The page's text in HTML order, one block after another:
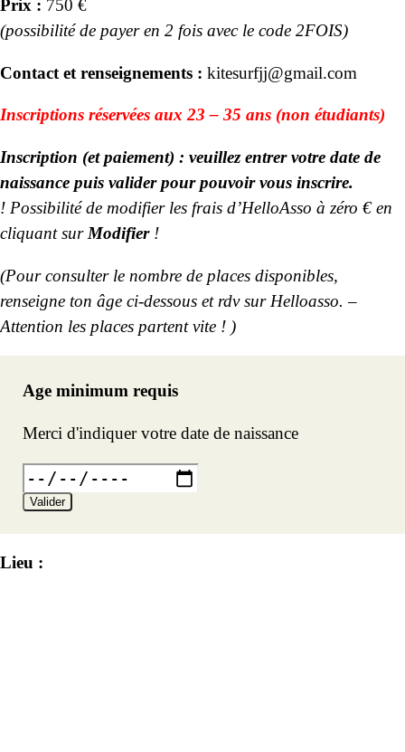
Prix : 750 €
(possibilité de payer en 2 fois avec le code 2FOIS)
Contact et renseignements : kitesurfjj@gmail.com
Inscriptions réservées aux 23 – 35 ans (non étudiants)
Inscription (et paiement) : veuillez entrer votre date de
naissance puis valider pour pouvoir vous inscrire.
! Possibilité de modifier les frais d’HelloAsso à zéro € en
cliquant sur Modifier !
(Pour consulter le nombre de places disponibles,
renseigne ton âge ci-dessous et rdv sur Helloasso. –
Attention les places partent vite ! )
Age minimum requis
Merci d'indiquer votre date de naissance
Valider
Lieu :